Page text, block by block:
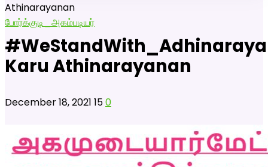
Athinarayanan
போர்க்குடி_அகம்படியர்
Karu Athinarayanan
December 18, 2021 150